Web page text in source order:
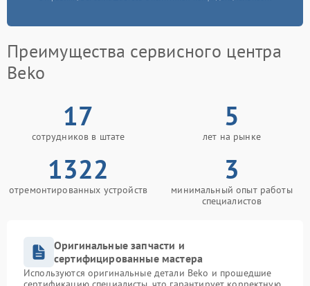
Преимущества сервисного центра
Beko
17
сотрудников в штате
5
лет на рынке
1322
отремонтированных устройств
3
минимальный опыт работы
специалистов
Оригинальные запчасти и
сертифицированные мастера
Используются оригинальные детали Beko и прошедшие